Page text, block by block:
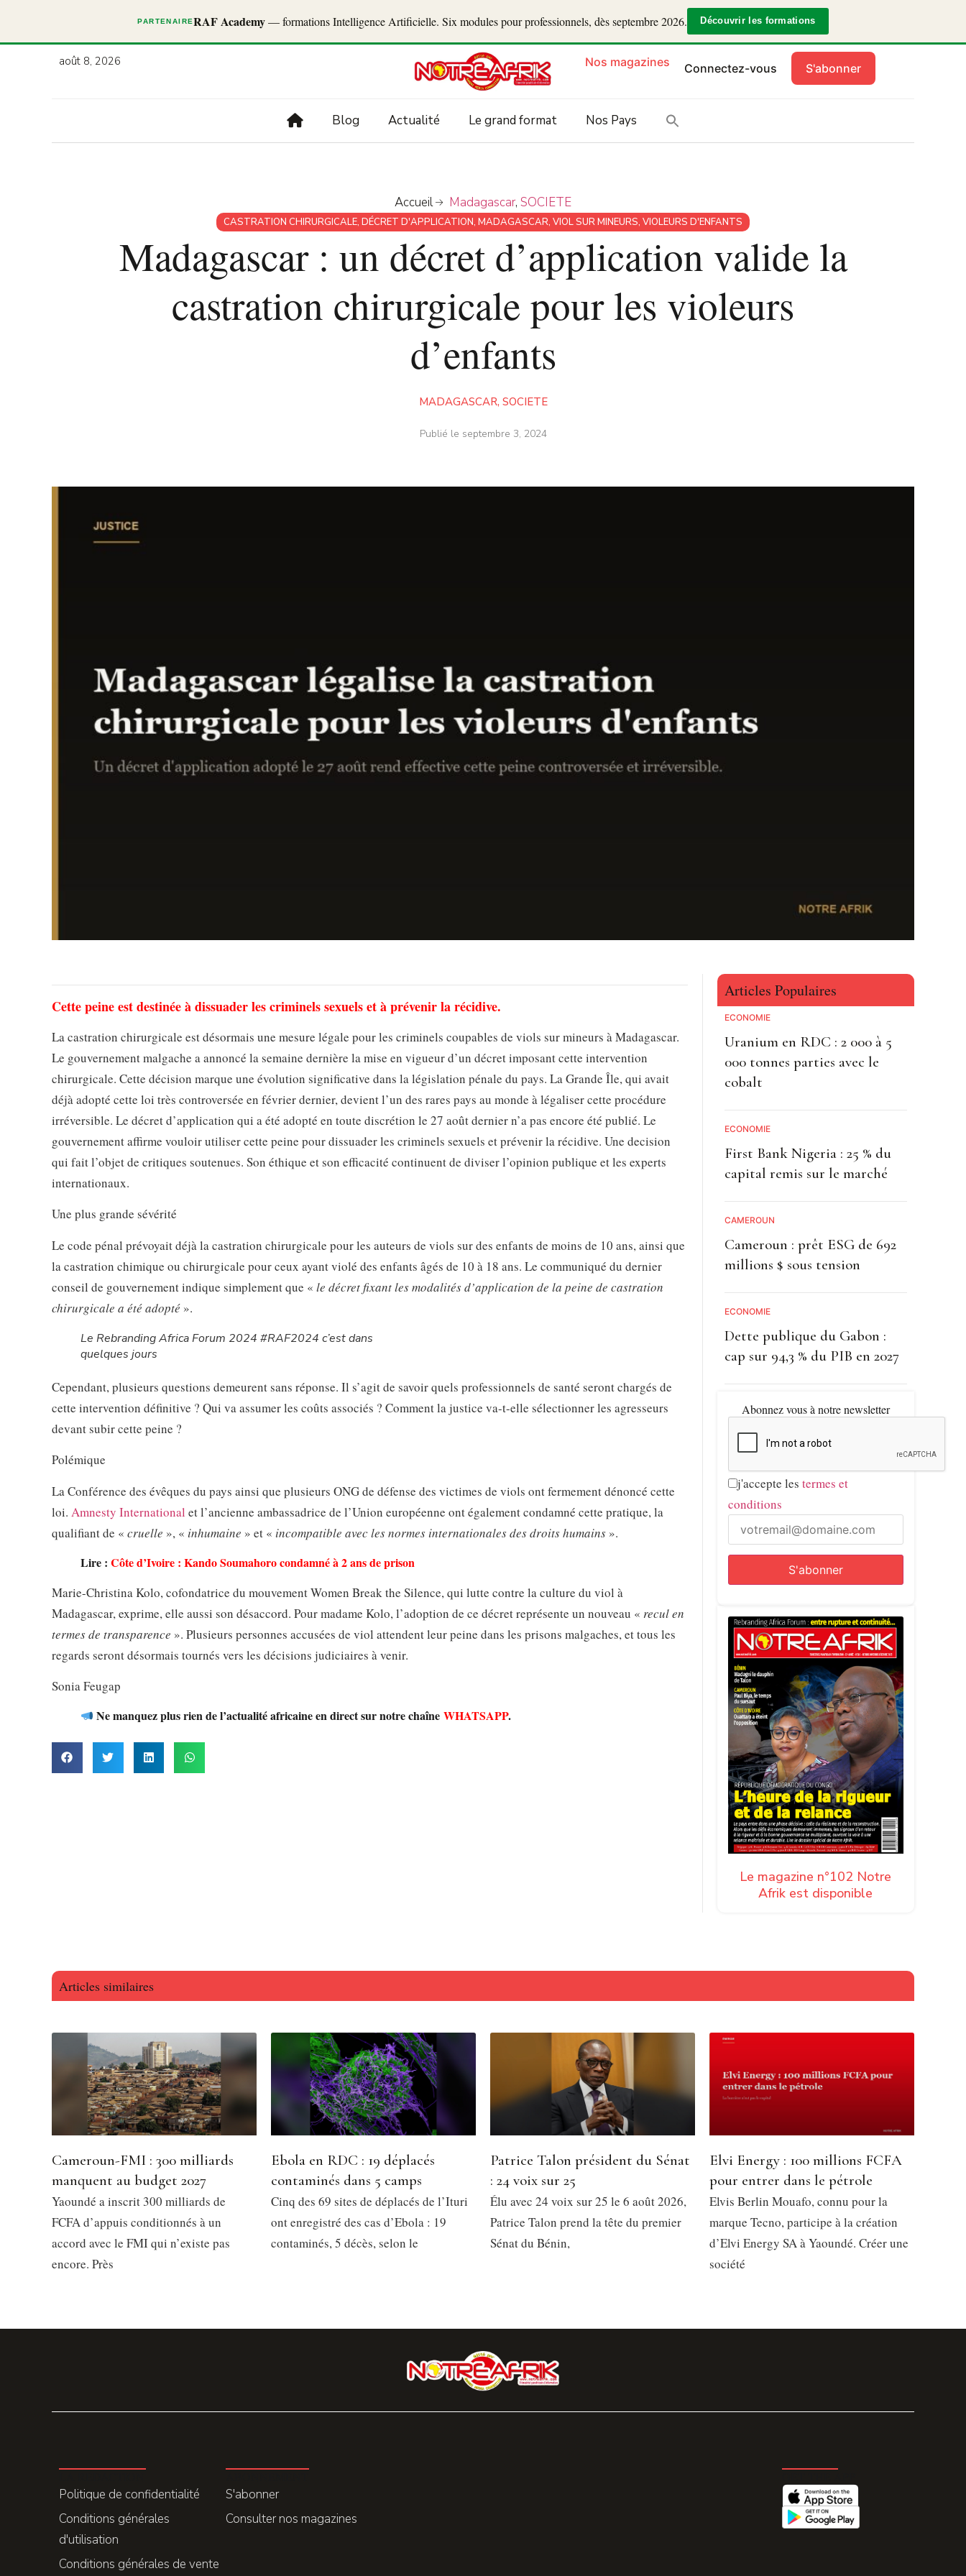
PARTENAIRERAF Academy— formations Intelligence Artificielle. Six modules pour professionnels, dès septembre 2026. Découvrir les formations
août 8, 2026 Nos magazines Connectez-vous S'abonner
Blog Actualité Le grand format Nos Pays
Accueil Madagascar, SOCIETE
CASTRATION CHIRURGICALE, DÉCRET D'APPLICATION, MADAGASCAR, VIOL SUR MINEURS, VIOLEURS D'ENFANTS
Madagascar : un décret d’application valide la
castration chirurgicale pour les violeurs
d’enfants
MADAGASCAR, SOCIETE
Publié le septembre 3, 2024
Cette peine est destinée à dissuader les criminels sexuels et à prévenir la récidive.
La castration chirurgicale est désormais une mesure légale pour les criminels coupables de viols sur mineurs à Madagascar.
Le gouvernement malgache a annoncé la semaine dernière la mise en vigueur d’un décret imposant cette intervention
chirurgicale. Cette décision marque une évolution significative dans la législation pénale du pays. La Grande Île, qui avait
déjà adopté cette loi très controversée en février dernier, devient l’un des rares pays au monde à légaliser cette procédure
irréversible. Le décret d’application qui a été adopté en toute discrétion le 27 août dernier n’a pas encore été publié. Le
gouvernement affirme vouloir utiliser cette peine pour dissuader les criminels sexuels et prévenir la récidive. Une decision
qui fait l’objet de critiques soutenues. Son éthique et son efficacité continuent de diviser l’opinion publique et les experts
internationaux.
Une plus grande sévérité
Le code pénal prévoyait déjà la castration chirurgicale pour les auteurs de viols sur des enfants de moins de 10 ans, ainsi que
la castration chimique ou chirurgicale pour ceux ayant violé des enfants âgés de 10 à 18 ans. Le communiqué du dernier
conseil de gouvernement indique simplement que « le décret fixant les modalités d’application de la peine de castration
chirurgicale a été adopté ».
Le Rebranding Africa Forum 2024 #RAF2024 c’est dans
quelques jours
Cependant, plusieurs questions demeurent sans réponse. Il s’agit de savoir quels professionnels de santé seront chargés de
cette intervention définitive ? Qui va assumer les coûts associés ? Comment la justice va-t-elle sélectionner les agresseurs
devant subir cette peine ?
Polémique
La Conférence des évêques du pays ainsi que plusieurs ONG de défense des victimes de viols ont fermement dénoncé cette
loi. Amnesty International et l’ancienne ambassadrice de l’Union européenne ont également condamné cette pratique, la
qualifiant de « cruelle », « inhumaine » et « incompatible avec les normes internationales des droits humains ».
Lire : Côte d’Ivoire : Kando Soumahoro condamné à 2 ans de prison
Marie-Christina Kolo, cofondatrice du mouvement Women Break the Silence, qui lutte contre la culture du viol à
Madagascar, exprime, elle aussi son désaccord. Pour madame Kolo, l’adoption de ce décret représente un nouveau « recul en
termes de transparence ». Plusieurs personnes accusées de viol attendent leur peine dans les prisons malgaches, et tous les
regards seront désormais tournés vers les décisions judiciaires à venir.
Sonia Feugap
Ne manquez plus rien de l’actualité africaine en direct sur notre chaîneWHATSAPP.
Articles Populaires
ECONOMIE
Uranium en RDC : 2 000 à 5
000 tonnes parties avec le
cobalt
ECONOMIE
First Bank Nigeria : 25 % du
capital remis sur le marché
CAMEROUN
Cameroun : prêt ESG de 692
millions $ sous tension
ECONOMIE
Dette publique du Gabon :
cap sur 94,3 % du PIB en 2027
Abonnez vous à notre newsletter
j'accepte les termes et
conditions
Le magazine n°102 Notre
Afrik est disponible
Articles similaires
Cameroun-FMI : 300 milliards
manquent au budget 2027
Yaoundé a inscrit 300 milliards de
FCFA d’appuis conditionnés à un
accord avec le FMI qui n’existe pas
encore. Près
Ebola en RDC : 19 déplacés
contaminés dans 5 camps
Cinq des 69 sites de déplacés de l’Ituri
ont enregistré des cas d’Ebola : 19
contaminés, 5 décès, selon le
Patrice Talon président du Sénat
: 24 voix sur 25
Élu avec 24 voix sur 25 le 6 août 2026,
Patrice Talon prend la tête du premier
Sénat du Bénin,
Elvi Energy : 100 millions FCFA
pour entrer dans le pétrole
Elvis Berlin Mouafo, connu pour la
marque Tecno, participe à la création
d’Elvi Energy SA à Yaoundé. Créer une
société
Politique de confidentialité
Conditions générales
d'utilisation
Conditions générales de vente
S'abonner
Consulter nos magazines